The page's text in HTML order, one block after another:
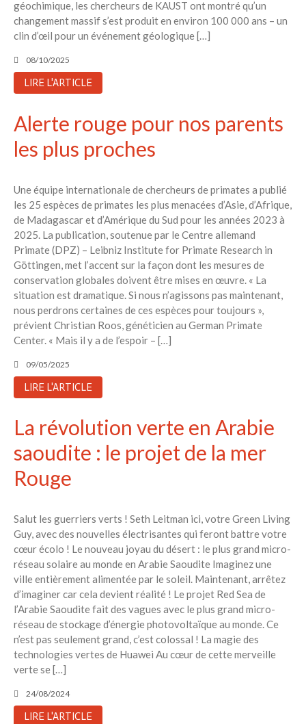
géochimique, les chercheurs de KAUST ont montré qu’un
changement massif s’est produit en environ 100 000 ans – un
clin d’œil pour un événement géologique […]
08/10/2025
LIRE L'ARTICLE
Alerte rouge pour nos parents
les plus proches
Une équipe internationale de chercheurs de primates a publié
les 25 espèces de primates les plus menacées d’Asie, d’Afrique,
de Madagascar et d’Amérique du Sud pour les années 2023 à
2025. La publication, soutenue par le Centre allemand
Primate (DPZ) – Leibniz Institute for Primate Research in
Göttingen, met l’accent sur la façon dont les mesures de
conservation globales doivent être mises en œuvre. « La
situation est dramatique. Si nous n’agissons pas maintenant,
nous perdrons certaines de ces espèces pour toujours »,
prévient Christian Roos, généticien au German Primate
Center. « Mais il y a de l’espoir – […]
09/05/2025
LIRE L'ARTICLE
La révolution verte en Arabie
saoudite : le projet de la mer
Rouge
Salut les guerriers verts ! Seth Leitman ici, votre Green Living
Guy, avec des nouvelles électrisantes qui feront battre votre
cœur écolo ! Le nouveau joyau du désert : le plus grand micro-
réseau solaire au monde en Arabie Saoudite Imaginez une
ville entièrement alimentée par le soleil. Maintenant, arrêtez
d’imaginer car cela devient réalité ! Le projet Red Sea de
l’Arabie Saoudite fait des vagues avec le plus grand micro-
réseau de stockage d’énergie photovoltaïque au monde. Ce
n’est pas seulement grand, c’est colossal ! La magie des
technologies vertes de Huawei Au cœur de cette merveille
verte se […]
24/08/2024
LIRE L'ARTICLE